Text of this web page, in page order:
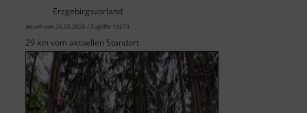
Erzgebirgsvorland
aktuell vom 26.05.2026 / Zugriffe: 19273
29 km vom aktuellen Standort